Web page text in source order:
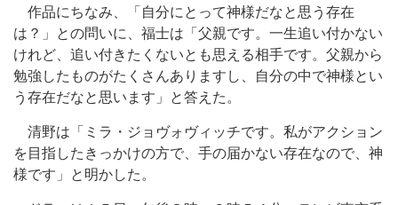
作品にちなみ、「自分にとって神様だなと思う存在
は？」との問いに、福士は「父親です。一生追い付かない
けれど、追い付きたくないとも思える相手です。父親から
勉強したものがたくさんありますし、自分の中で神様とい
う存在だなと思います」と答えた。
清野は「ミラ・ジョヴォヴィッチです。私がアクション
を目指したきっかけの方で、手の届かない存在なので、神
様です」と明かした。